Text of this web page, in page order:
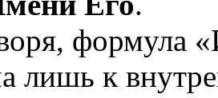
формула
лишь к